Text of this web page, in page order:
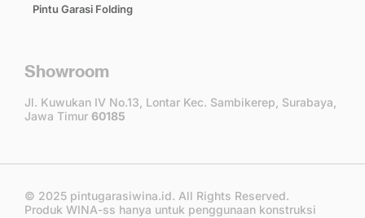
Pintu Garasi Folding
Showroom
Jl. Kuwukan IV No.13, Lontar Kec. Sambikerep, Surabaya,
Jawa Timur 60185
© 2025 pintugarasiwina.id. All Rights Reserved.
Produk WINA-ss hanya untuk penggunaan konstruksi